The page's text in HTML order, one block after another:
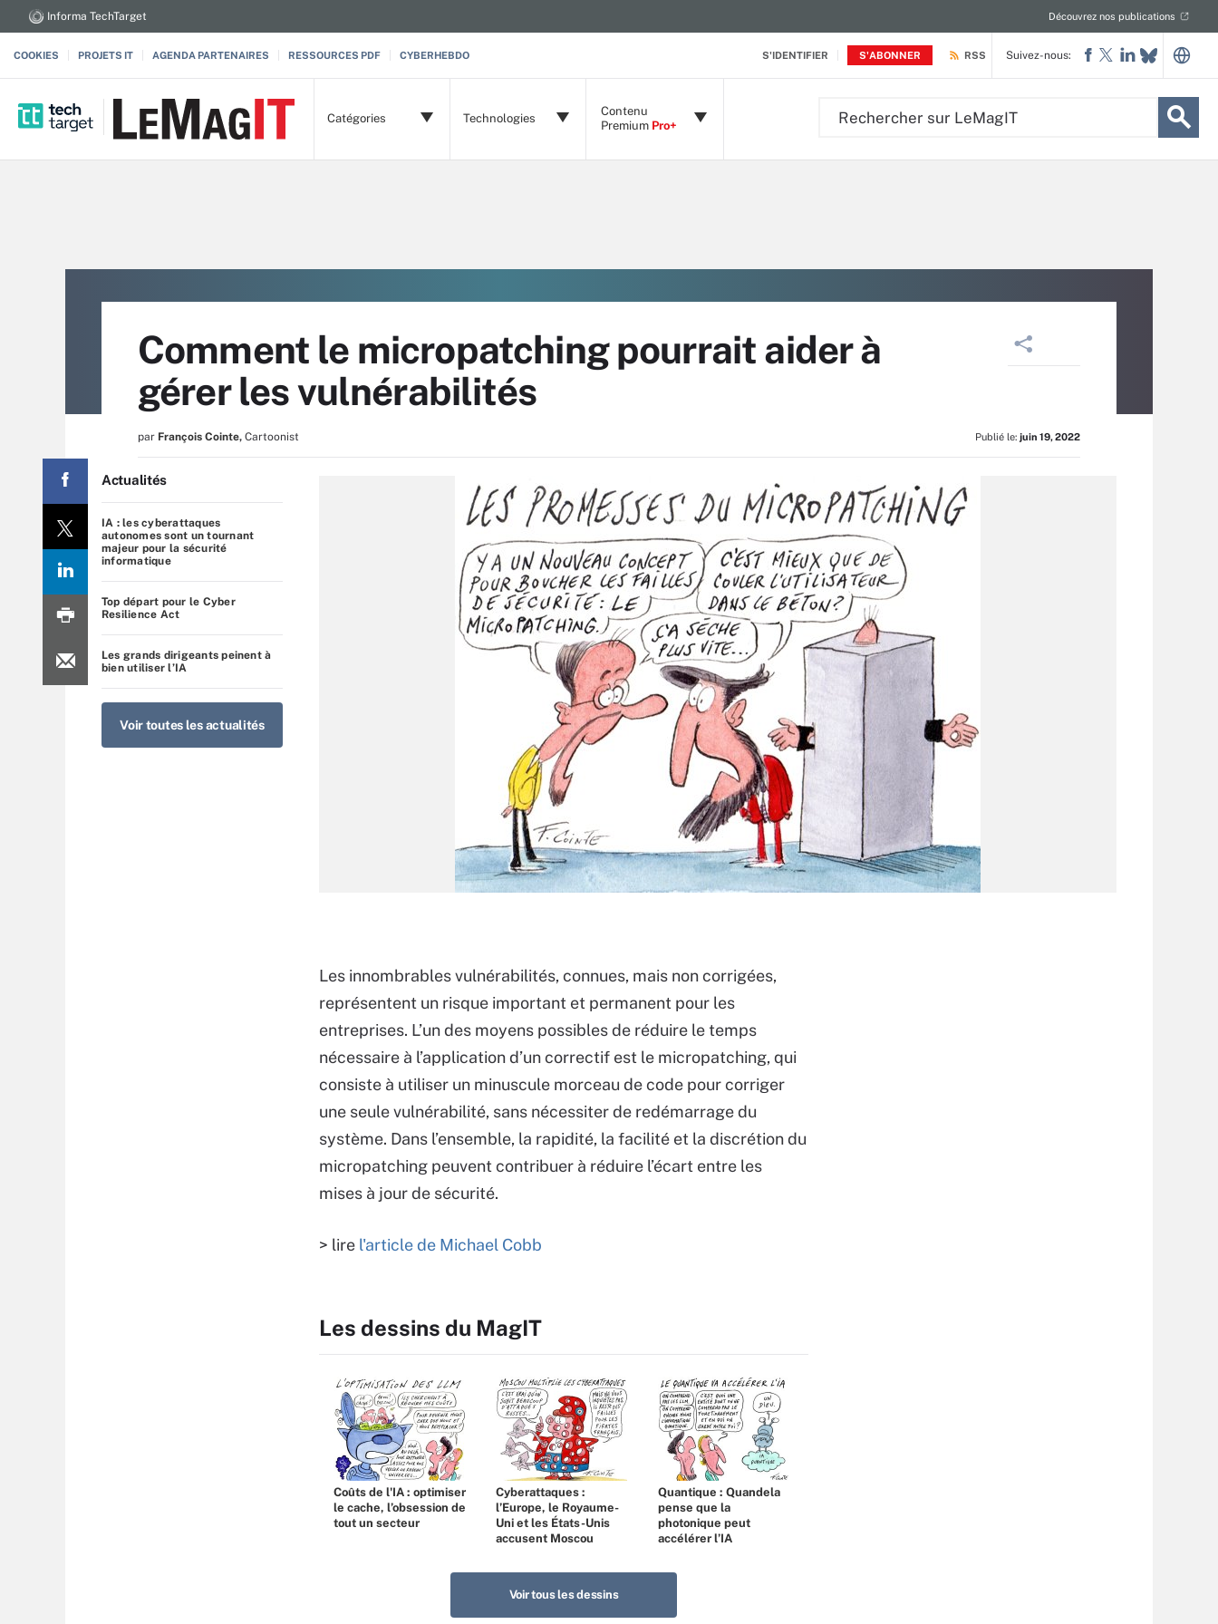
S'IDENTIFIER S'ABONNER
Informa TechTarget Découvrez nos publications
COOKIES PROJETS IT AGENDA PARTENAIRES RESSOURCES PDF CYBERHEBDO RSS
Catégories Technologies
Contenu
Premium Pro+
Suivez-nous:
Comment le micropatching pourrait aider à
gérer les vulnérabilités
par François Cointe, Cartoonist Publié le: juin 19, 2022
Actualités
IA : les cyberattaques
autonomes sont un tournant
majeur pour la sécurité
informatique
Top départ pour le Cyber
Resilience Act
Les grands dirigeants peinent à
bien utiliser l’IA
Voir toutes les actualités
Les innombrables vulnérabilités, connues, mais non corrigées,
représentent un risque important et permanent pour les
entreprises. L’un des moyens possibles de réduire le temps
nécessaire à l’application d’un correctif est le micropatching, qui
consiste à utiliser un minuscule morceau de code pour corriger
une seule vulnérabilité, sans nécessiter de redémarrage du
système. Dans l’ensemble, la rapidité, la facilité et la discrétion du
micropatching peuvent contribuer à réduire l’écart entre les
mises à jour de sécurité.
> lire l'article de Michael Cobb
Les dessins du MagIT
Coûts de l'IA : optimiser
le cache, l’obsession de
tout un secteur
Cyberattaques :
l’Europe, le Royaume-
Uni et les États-Unis
accusent Moscou
Quantique : Quandela
pense que la
photonique peut
accélérer l’IA
Voir tous les dessins